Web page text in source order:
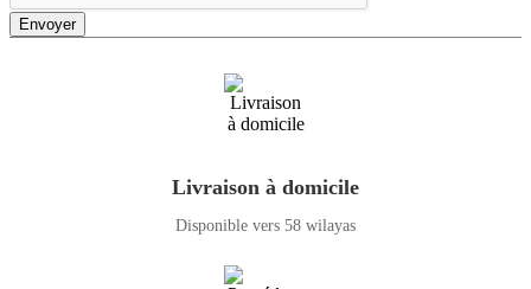
Envoyer
Livraison à domicile
Disponible vers 58 wilayas